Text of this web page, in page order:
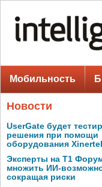
Мобильность
Новости
UserGate будет
решения при помощи
оборудования Xinertel
Эксперты на Т1
множить ИИ-
сокращая риски